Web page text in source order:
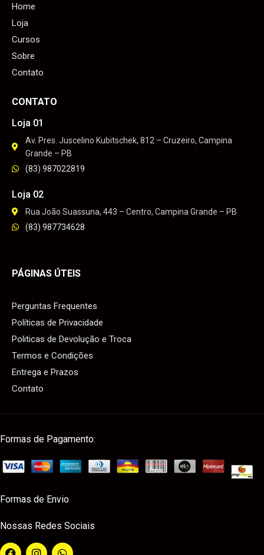
Home
Loja
Cursos
Sobre
Contato
CONTATO
Loja 01
Av. Pres. Juscelino Kubitschek, 812 – Cruzeiro, Campina
Grande – PB
(83) 987022819
Loja 02
Rua João Suassuna, 443 – Centro, Campina Grande – PB
(83) 987734628
PÁGINAS ÚTEIS
Perguntas Frequentes
Políticas de Privacidade
Politicas de Devolução e Troca
Termos e Condições
Entrega e Prazos
Contato
Formas de Pagamento:
Formas de Envio
Nossas Redes Sociais